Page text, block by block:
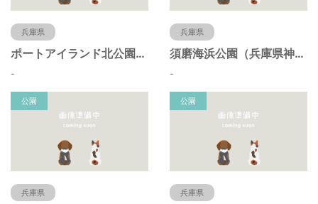
兵庫県
ポートアイランド北公園（兵庫県神戸市）
-
兵庫県
須磨海浜公園（兵庫県神戸市）
-
公園
兵庫県
公園
兵庫県